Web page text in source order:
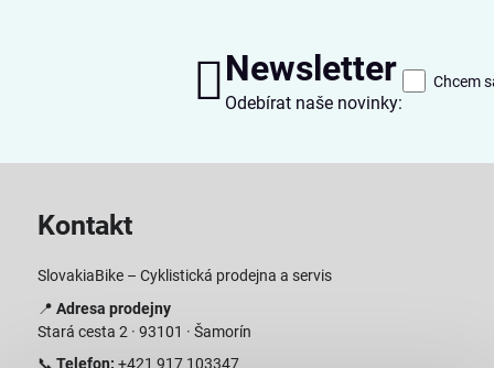
Newsletter
Odebírat naše novinky:
Chcem
Kontakt
SlovakiaBike – Cyklistická prodejna a servis
📍 Adresa prodejny
Stará cesta 2 · 93101 · Šamorín
📞 Telefon: +421 917 103347